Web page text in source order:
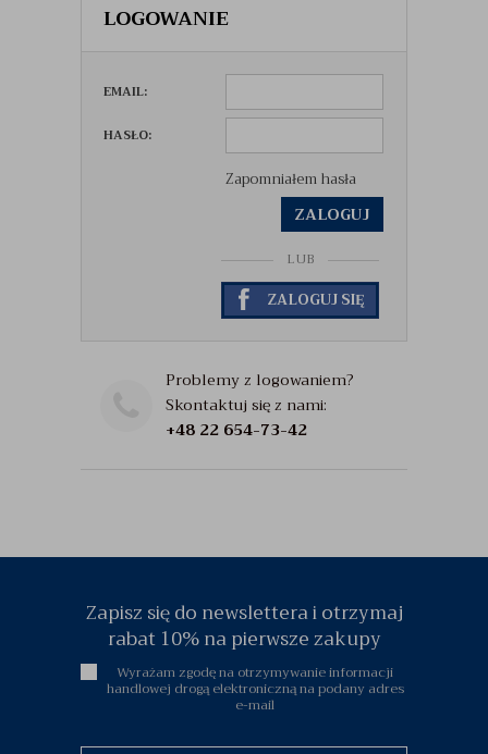
LOGOWANIE
EMAIL:
HASŁO:
Zapomniałem hasła
ZALOGUJ
LUB
ZALOGUJ SIĘ
Problemy z logowaniem?
Skontaktuj się z nami:
+48 22 654-73-42
Zapisz się do newslettera i otrzymaj
rabat 10% na pierwsze zakupy
Wyrażam zgodę na otrzymywanie informacji
handlowej drogą elektroniczną na podany adres
e-mail